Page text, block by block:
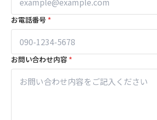
お電話番号 *
お問い合わせ内容 *